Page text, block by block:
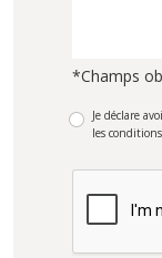
*Champs
Je déclare
les conditions